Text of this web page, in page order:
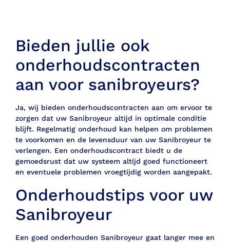
Bieden jullie ook
onderhoudscontracten
aan voor sanibroyeurs?
Ja, wij bieden onderhoudscontracten aan om ervoor te
zorgen dat uw Sanibroyeur altijd in optimale conditie
blijft. Regelmatig onderhoud kan helpen om problemen
te voorkomen en de levensduur van uw Sanibroyeur te
verlengen. Een onderhoudscontract biedt u de
gemoedsrust dat uw systeem altijd goed functioneert
en eventuele problemen vroegtijdig worden aangepakt.
Onderhoudstips voor uw
Sanibroyeur
Een goed onderhouden Sanibroyeur gaat langer mee en